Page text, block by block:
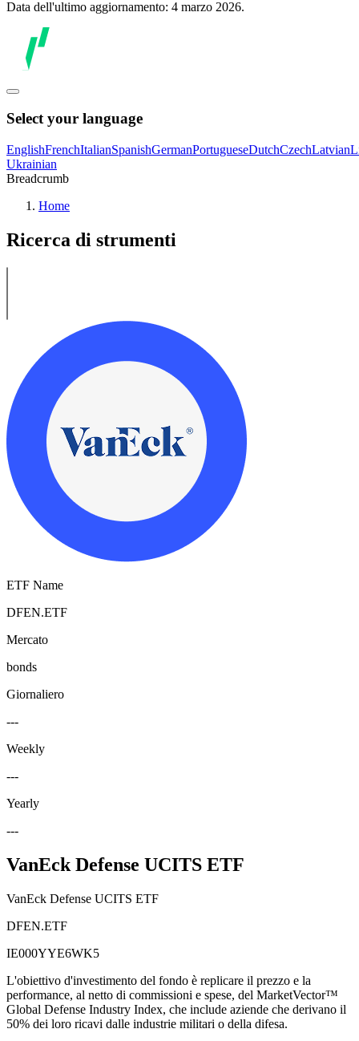
Data dell'ultimo aggiornamento: 4 marzo 2026.
Select your language
EnglishFrenchItalianSpanishGermanPortugueseDutchCzechLatvian
Ukrainian
Breadcrumb
Home
Ricerca di strumenti
ETF Name
DFEN.ETF
Mercato
bonds
Giornaliero
---
Weekly
---
Yearly
---
VanEck Defense UCITS ETF
VanEck Defense UCITS ETF
DFEN.ETF
IE000YYE6WK5
L'obiettivo d'investimento del fondo è replicare il prezzo e la
performance, al netto di commissioni e spese, del MarketVector™
Global Defense Industry Index, che include aziende che derivano il
50% dei loro ricavi dalle industrie militari o della difesa.